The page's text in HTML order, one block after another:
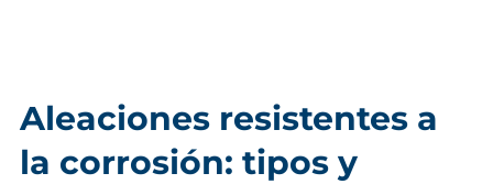
Aleaciones resistentes a
la corrosión: tipos y